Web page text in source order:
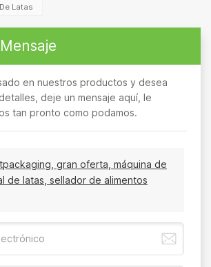
Latas
en nuestros productos y desea
deje un mensaje aquí, le
tan pronto como podamos.
gran oferta, máquina de
de latas, sellador de alimentos